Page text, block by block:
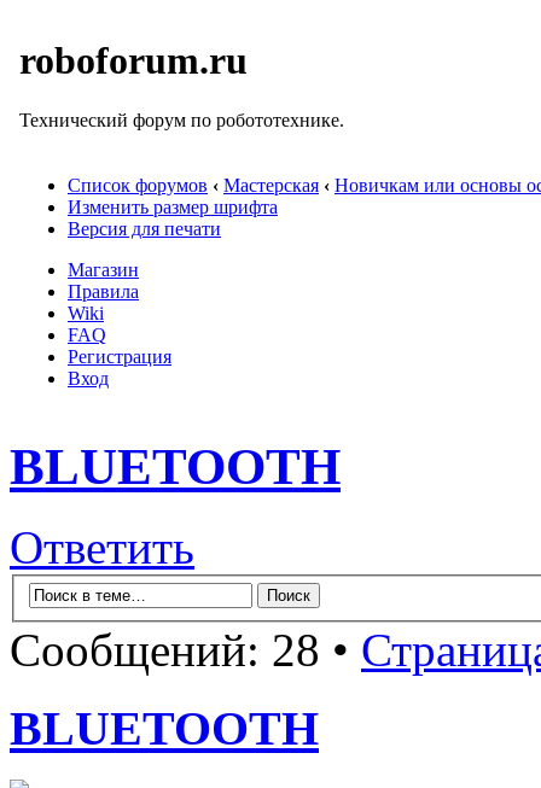
roboforum.ru
Технический форум по робототехнике.
Список форумов ‹ Мастерская ‹ Новичкам или основы
Изменить размер шрифта
Версия для печати
Магазин
Правила
Wiki
FAQ
Регистрация
Вход
BLUETOOTH
Ответить
Сообщений: 28 •
BLUETOOTH